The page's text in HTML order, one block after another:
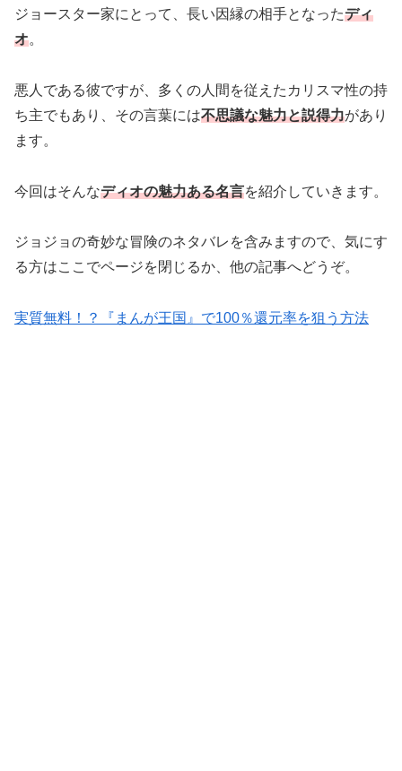
ジョースター家にとって、長い因縁の相手となったディ
オ。
悪人である彼ですが、多くの人間を従えたカリスマ性の持
ち主でもあり、その言葉には不思議な魅力と説得力があり
ます。
今回はそんなディオの魅力ある名言を紹介していきます。
ジョジョの奇妙な冒険のネタバレを含みますので、気にす
る方はここでページを閉じるか、他の記事へどうぞ。
実質無料！？『まんが王国』で100％還元率を狙う方法